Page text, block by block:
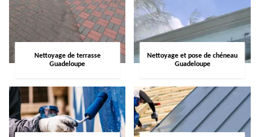
Nettoyage de terrasse
Guadeloupe
Nettoyage et pose de chéneau
Guadeloupe